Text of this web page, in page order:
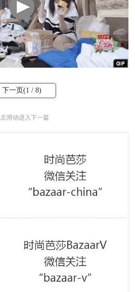
下一页(1 / 8)
左滑动进入下一篇